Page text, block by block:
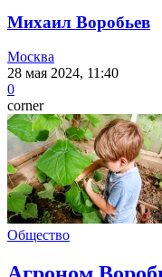
Михаил Воробьев
Москва
28 мая 2024, 11:40
0
corner
Общество